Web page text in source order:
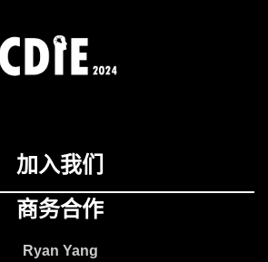
加入我们
商务合作
Ryan Yang